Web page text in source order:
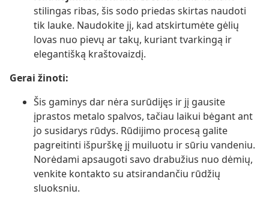
stilingas ribas, šis sodo priedas skirtas naudoti
tik lauke. Naudokite jį, kad atskirtumėte gėlių
lovas nuo pievų ar takų, kuriant tvarkingą ir
elegantišką kraštovaizdį.
Gerai žinoti:
Šis gaminys dar nėra surūdijęs ir jį gausite
įprastos metalo spalvos, tačiau laikui bėgant ant
jo susidarys rūdys. Rūdijimo procesą galite
pagreitinti išpurškę jį muiluotu ir sūriu vandeniu.
Norėdami apsaugoti savo drabužius nuo dėmių,
venkite kontakto su atsirandančiu rūdžių
sluoksniu.